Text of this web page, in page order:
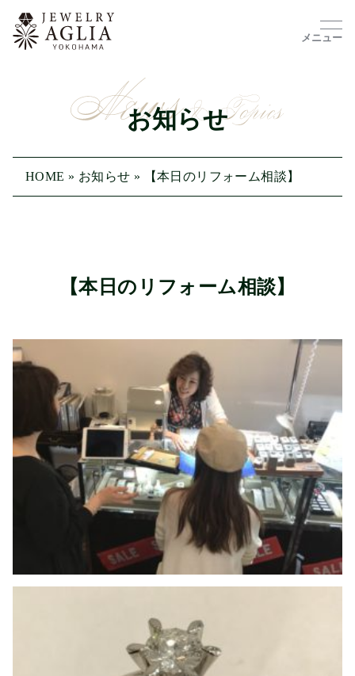
メニュー
お知らせ
HOME » お知らせ » 【本日のリフォーム相談】
【本日のリフォーム相談】